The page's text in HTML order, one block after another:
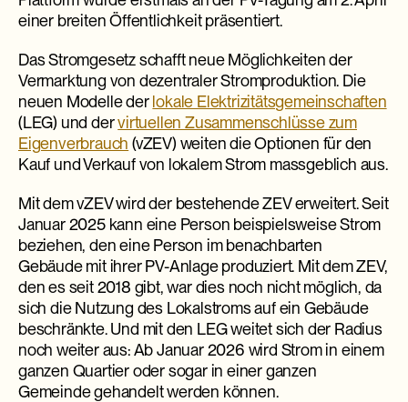
einer breiten Öffentlichkeit präsentiert.
Das Stromgesetz schafft neue Möglichkeiten der
Vermarktung von dezentraler Stromproduktion. Die
neuen Modelle derlokale Elektrizitätsgemeinschaften
(LEG) und dervirtuellen Zusammenschlüsse zum
Eigenverbrauch (vZEV) weiten die Optionen für den
Kauf und Verkauf von lokalem Strom massgeblich aus.
Mit dem vZEV wird der bestehende ZEV erweitert. Seit
Januar 2025 kann eine Person beispielsweise Strom
beziehen, den eine Person im benachbarten
Gebäude mit ihrer PV-Anlage produziert. Mit dem ZEV,
den es seit 2018 gibt, war dies noch nicht möglich, da
sich die Nutzung des Lokalstroms auf ein Gebäude
beschränkte. Und mit den LEG weitet sich der Radius
noch weiter aus: Ab Januar 2026 wird Strom in einem
ganzen Quartier oder sogar in einer ganzen
Gemeinde gehandelt werden können.